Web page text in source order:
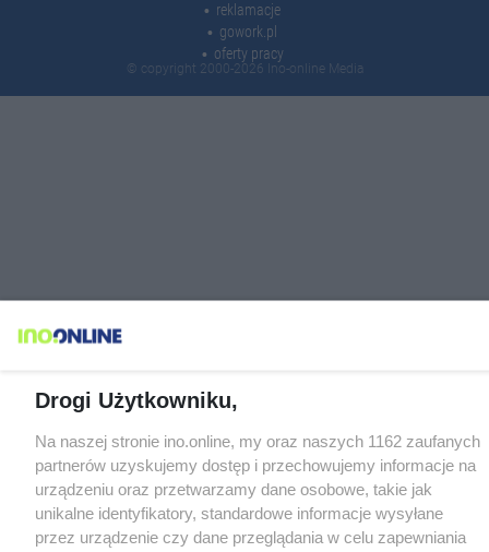
reklamacje
gowork.pl
oferty pracy
© copyright 2000-2026 Ino-online Media
Drogi Użytkowniku,
Na naszej stronie ino.online, my oraz naszych 1162 zaufanych
partnerów uzyskujemy dostęp i przechowujemy informacje na
urządzeniu oraz przetwarzamy dane osobowe, takie jak
unikalne identyfikatory, standardowe informacje wysyłane
przez urządzenie czy dane przeglądania w celu zapewniania